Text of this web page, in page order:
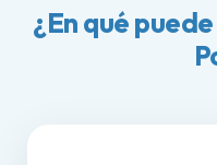
¿En qué